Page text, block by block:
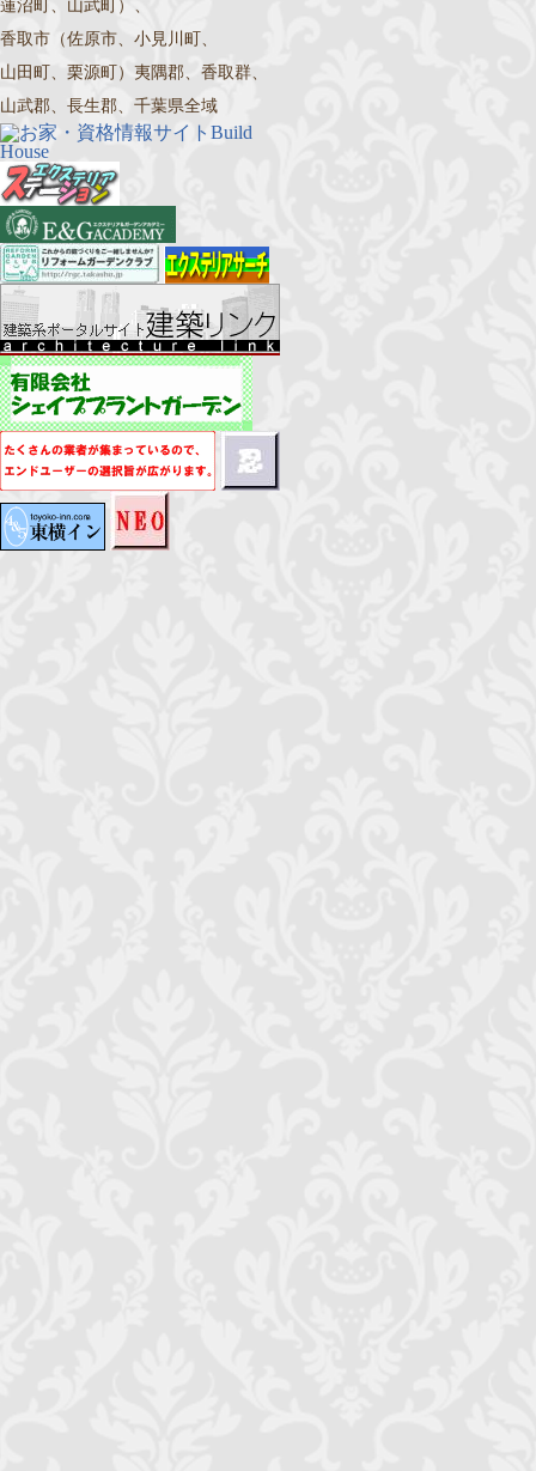
蓮沼町、山武町）、
香取市（佐原市、小見川町、
山田町、栗源町）夷隅郡、香取群、
山武郡、長生郡、千葉県全域